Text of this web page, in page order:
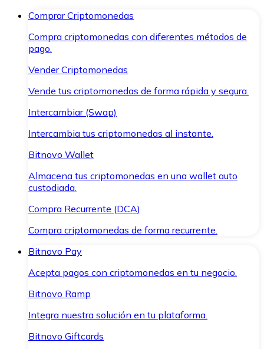
Comprar Criptomonedas
Compra criptomonedas con diferentes métodos de
pago.
Vender Criptomonedas
Vende tus criptomonedas de forma rápida y segura.
Intercambiar (Swap)
Intercambia tus criptomonedas al instante.
Bitnovo Wallet
Almacena tus criptomonedas en una wallet auto
custodiada.
Compra Recurrente (DCA)
Compra criptomonedas de forma recurrente.
Bitnovo Pay
Acepta pagos con criptomonedas en tu negocio.
Bitnovo Ramp
Integra nuestra solución en tu plataforma.
Bitnovo Giftcards